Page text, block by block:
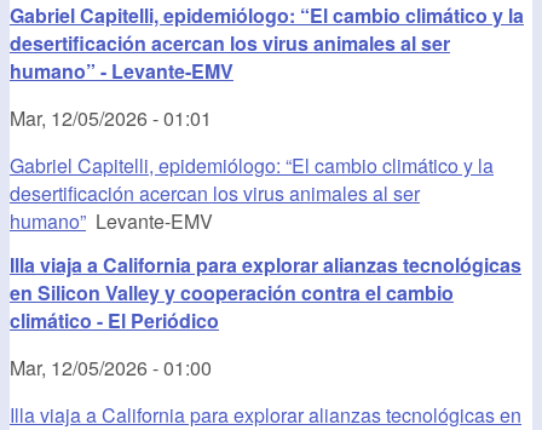
Gabriel Capitelli, epidemiólogo: “El cambio climático y la
desertificación acercan los virus animales al ser
humano” - Levante-EMV
Mar, 12/05/2026 - 01:01
Gabriel Capitelli, epidemiólogo: “El cambio climático y la
desertificación acercan los virus animales al ser
humano” Levante-EMV
Illa viaja a California para explorar alianzas tecnológicas
en Silicon Valley y cooperación contra el cambio
climático - El Periódico
Mar, 12/05/2026 - 01:00
Illa viaja a California para explorar alianzas tecnológicas en